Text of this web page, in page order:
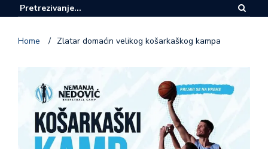
Home / Zlatar domaćin velikog košarkaškog kampa